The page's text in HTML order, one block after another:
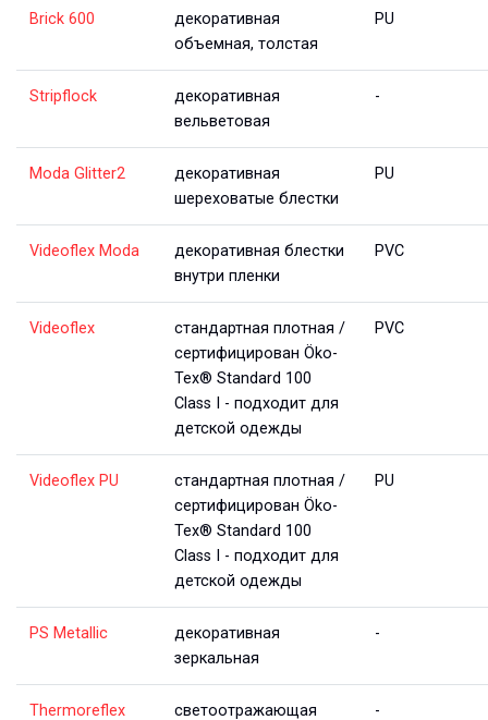
Brick 600
декоративная
объемная, толстая
PU
Stripflock
декоративная
вельветовая
-
Moda Glitter2
декоративная
шереховатые блестки
PU
Videoflex Moda
декоративная блестки
внутри пленки
PVC
Videoflex
стандартная плотная /
сертифицирован Öko-
Tex® Standard 100
Class I - подходит для
детской одежды
PVC
Videoflex PU
стандартная плотная /
сертифицирован Öko-
Tex® Standard 100
Class I - подходит для
детской одежды
PU
PS Metallic
декоративная
зеркальная
-
Thermoreflex светоотражающая -